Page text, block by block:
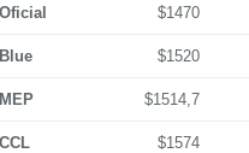
Oficial $1470
Blue $1520
MEP $1514,7
CCL $1574